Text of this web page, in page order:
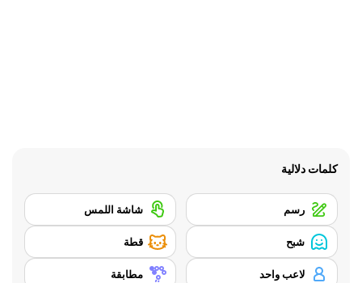
كلمات دلالية
رسم شاشة اللمس
شبح قطة
لاعب واحد مطابقة